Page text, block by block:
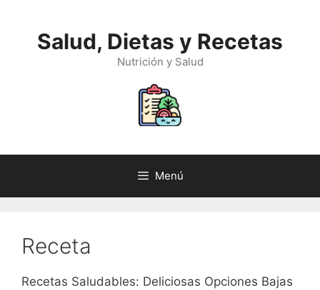
contenidoSalud, Dietas y Recetas
Nutrición y Salud
Menú
Receta
Recetas Saludables: Deliciosas Opciones Bajas